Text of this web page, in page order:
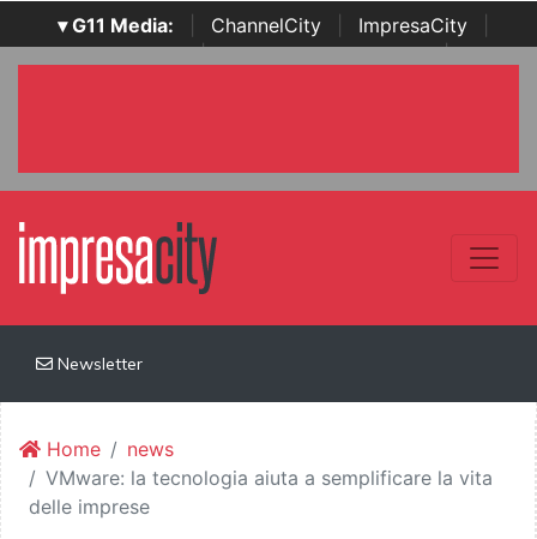
▾ G11 Media: ChannelCity ImpresaCity
SecurityOpenLab | Italian Channel Awards | Italian
Newsletter
Home
news
VMware: la tecnologia aiuta a semplificare la vita
delle imprese